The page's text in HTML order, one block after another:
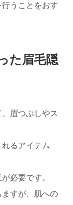
うことをおす
た眉毛隠
眉つぶしやス
るアイテム
必要です。
すが、肌への